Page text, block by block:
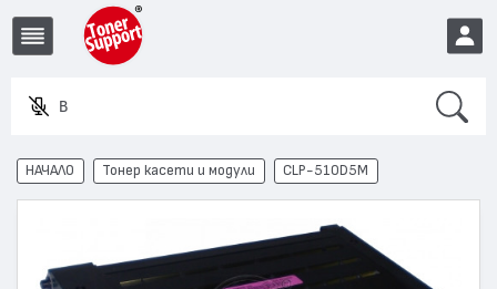
Въведет
EUR
НАЧАЛО Тонер касети и модули CLP-510D5M